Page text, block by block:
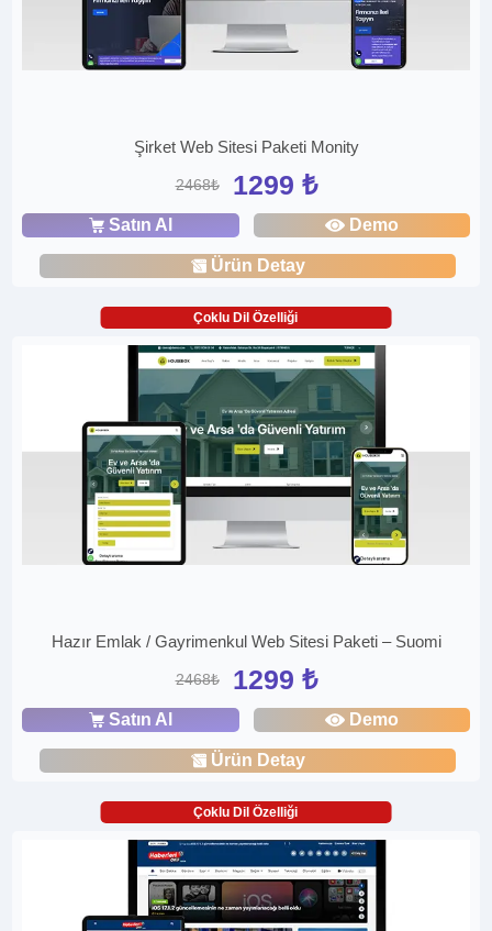
Şirket Web Sitesi Paketi Monity
2468₺ 1299 ₺
Satın Al Demo
Ürün Detay
Çoklu Dil Özelliği
Hazır Emlak / Gayrimenkul Web Sitesi Paketi – Suomi
2468₺ 1299 ₺
Satın Al Demo
Ürün Detay
Çoklu Dil Özelliği